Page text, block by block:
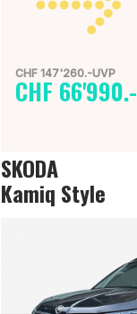
CHF 147'260.-UVP
CHF 66'990.-
SKODA
Kamiq Style